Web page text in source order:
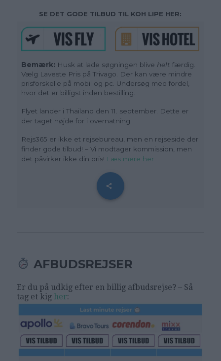
SE DET GODE TILBUD TIL KOH LIPE HER:
Bemærk: Husk at lade søgningen blive helt færdig.
Vælg Laveste Pris på Trivago. Der kan være mindre
prisforskelle på mobil og pc. Undersøg med fordel,
hvor det er billigst inden bestilling.
Flyet lander i Thailand den 11. september. Dette er
der taget højde for i overnatning.
Rejs365 er ikke et rejsebureau, men en rejseside der
finder gode tilbud! – Vi modtager kommission, men
det påvirker ikke din pris! Læs mere her
AFBUDSREJSER
Er du på udkig efter en billig afbudsrejse? – Så
tag et kig her: